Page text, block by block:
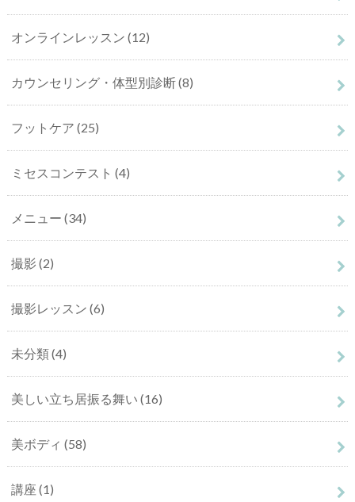
オンラインレッスン (12)
カウンセリング・体型別診断(8)
フットケア (25)
ミセスコンテスト (4)
メニュー (34)
撮影 (2)
撮影レッスン (6)
未分類(4)
美しい立ち居振る舞い (16)
美ボディ (58)
講座 (1)